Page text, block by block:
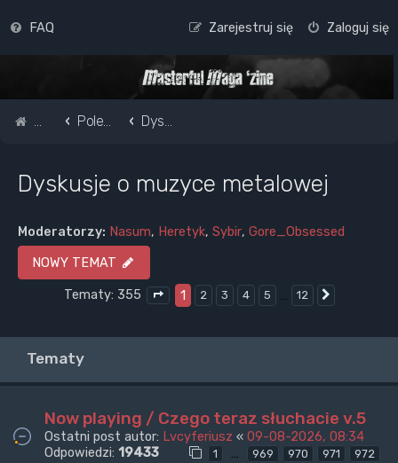
FAQ Zaloguj się
Zarejestruj się
Strona główna
Pole do popisu... Dyskusje o muzyce metalowej
Dyskusje o muzyce metalowej
Moderatorzy: Nasum, Heretyk, Sybir, Gore_Obsessed
NOWY TEMAT
Tematy: 355
Strona1 z12
1 2 3 4 5 … 12
Tematy
Now playing / Czego teraz słuchacie v.5
Ostatni post autor: Lvcyferiusz « 09-08-2026, 08:34
Odpowiedzi: 19433 1 … 969 970 971 972